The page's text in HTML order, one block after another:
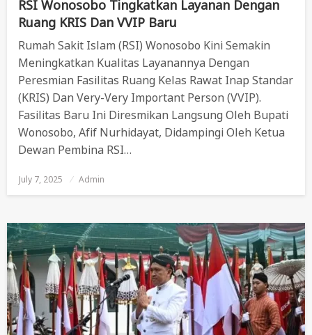
RSI Wonosobo Tingkatkan Layanan Dengan
Ruang KRIS Dan VVIP Baru
Rumah Sakit Islam (RSI) Wonosobo Kini Semakin
Meningkatkan Kualitas Layanannya Dengan
Peresmian Fasilitas Ruang Kelas Rawat Inap Standar
(KRIS) Dan Very-Very Important Person (VVIP).
Fasilitas Baru Ini Diresmikan Langsung Oleh Bupati
Wonosobo, Afif Nurhidayat, Didampingi Oleh Ketua
Dewan Pembina RSI…
Posted
On
July 7, 2025 Admin